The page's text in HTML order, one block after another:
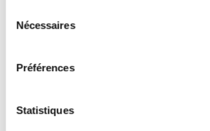
Nécessaires
Préférences
Statistiques